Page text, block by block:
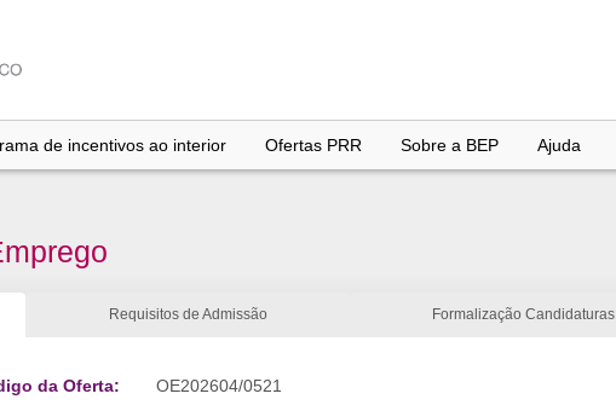
de incentivos ao interior Ofertas PRR Sobre a BEP Ajuda
Requisitos de Admissão Formalização Candidaturas
da Oferta:
OE202604/0521